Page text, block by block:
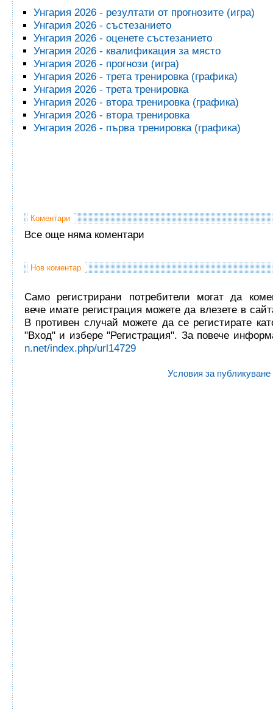
Унгария 2026 - резултати от прогнозите (игра)
Унгария 2026 - състезанието
Унгария 2026 - оценете състезанието
Унгария 2026 - квалификация за място
Унгария 2026 - прогнози (игра)
Унгария 2026 - трета тренировка (графика)
Унгария 2026 - трета тренировка
Унгария 2026 - втора тренировка (графика)
Унгария 2026 - втора тренировка
Унгария 2026 - първа тренировка (графика)
Коментари
Все още няма коментари
Нов коментар
Само регистрирани потребители могат да
вече имате регистрация можете да влезете в
В противен случай можете да се регистирате
"Вход" и избере "Регистрация". За повече
n.net/index.php/url14729
Условия за